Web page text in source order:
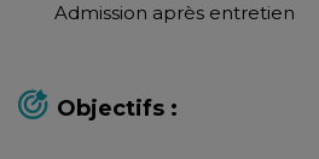
Admission après entretien
Objectifs :